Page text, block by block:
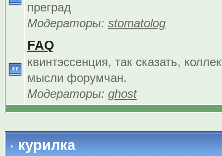
преград
Модераторы: stomatolog
FAQ
квинтэссенция, так сказать,
мысли форумчан.
Модераторы: ghost
курилка